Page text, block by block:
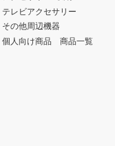
テレビアクセサリー
その他周辺機器
個人向け商品 商品一覧